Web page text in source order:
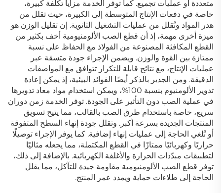
متعددة أو عمليات تجميع. كما توفر الخدمة مزايا تكلفة كبيرة،
خاصة في دفعات الإنتاج المتوسطة إلى الكبيرة، حيث تقلل من
هدر المواد وتُقلل من عمليات التشغيل الثانوية. إن تقليل الوزن هو
ميزة أخرى مهمة، إذ أن قطع الصب الألومنيومية أخف بكثير من
القطع المكافئة المصنوعة من الفولاذ مع الحفاظ على نسبة
ممتازة بين القوة والوزن. ويضمن الإجراء جودة متسقة عبر
عمليات الإنتاج، مع نتائج قابلة للتكرار تتوافق مع المواصفات
الدقيقة. ومن الجدير بالذكر أيضًا الفوائد البيئية، إذ يمكن إعادة
تدوير الألومنيوم بنسبة 100%، ويمكن استخدام مواد معاد تدويرها
في عملية الصب دون التأثير على الجودة. توفر الخدمة زمن دوران
سريع، خاصة باستخدام طرق الصب بالقالب، مما يتيح تسويق
المنتجات الجديدة بسرعة أكبر. وتقلل جودة إنهاء السطح المتفوقة
أو تُلغي الحاجة إلى عمليات إنهاء إضافية. كما يوفر الإجراء توصيلًا
حراريًا وكهربائيًا ممتازًا في القطع المكتملة، مما يجعله مثاليًا
لتطبيقات مبدّدات الحرارة والأغلفة الكهربائية. بالإضافة إلى ذلك،
توفر قطع الصب الألومنيومية مقاومة جيدة للتآكل، مما يقلل
الحاجة إلى طلاءات حماية ويمدد عمر المنتج.